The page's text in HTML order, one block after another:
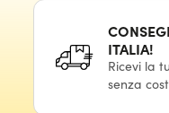
ITALIA!
Ricevi la
senza